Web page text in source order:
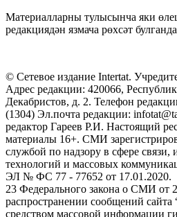
Материалларны тулысынча яки
редакциядән язмача рөхсәт
© Сетевое издание Intertat.
Адрес редакции: 420066,
Декабристов, д. 2. Телефон
(1304) Эл.почта редакции:
редактор Гареев Р.И. Настоящий
материалы 16+. СМИ
службой по надзору в сфере
технологий и массовых
ЭЛ № ФС 77 - 77652 от 17.01.2020.
23 Федерального закона о СМИ от
распространении сообщений сайта
средством массовой информации